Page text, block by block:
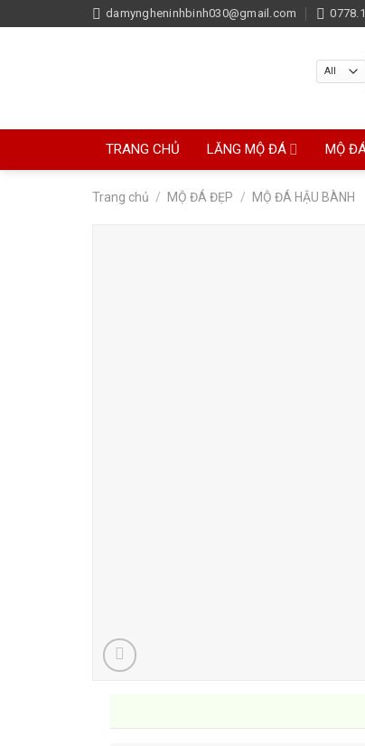
to
damyngheninhbinh030@gmail.com
TRANG CHỦ LĂNG MỘ ĐÁ MỘ
Trang chủ / MỘ ĐÁ ĐẸP / MỘ ĐÁ HẬU BÀNH